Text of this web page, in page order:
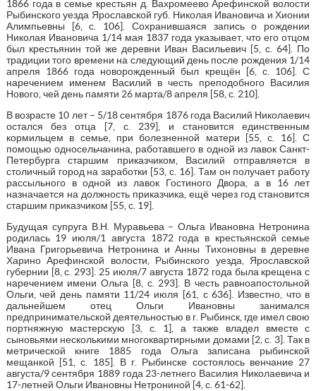
1866 года в семье крестьян д. Вахромеево Арефинской волости
Рыбинского уезда Ярославской губ. Николая Ивановича и Хионии
Алимпьевны [6, с. 106]. Сохранившаяся запись о рождении
Николая Ивановича 1/14 мая 1837 года указывает, что его отцом
был крестьянин той же деревни Иван Васильевич [5, с. 64]. По
традиции того времени на следующий день после рождения 1/14
апреля 1866 года новорожденный был крещён [6, с. 106]. С
наречением именем Василий в честь преподобного Василия
Нового, чей день памяти 26 марта/8 апреля [58, с. 210].
В возрасте 10 лет – 5/18 сентября 1876 года Василий Николаевич
остался без отца [7, с. 239], и становится единственным
кормильцем в семье, при болезненной матери [55, с. 16]. С
помощью односельчанина, работавшего в одной из лавок Санкт-
Петербурга старшим приказчиком, Василий отправляется в
столичный город на заработки [53, с. 16]. Там он получает работу
рассыльного в одной из лавок Гостиного Двора, а в 16 лет
назначается на должность приказчика, ещё через год становится
старшим приказчиком [55, с. 19].
Будущая супруга В.Н. Муравьева – Ольга Ивановна Нетронина
родилась 19 июля/1 августа 1872 года в крестьянской семье
Ивана Григорьевича Нетронина и Анны Тихоновны в деревне
Харино Арефинской волости, Рыбинского уезда, Ярославской
губернии [8, с. 293]. 25 июля/7 августа 1872 года была крещена с
наречением имени Ольга [8, с. 293]. В честь равноапостольной
Ольги, чей день памяти 11/24 июля [61, с 636]. Известно, что в
дальнейшем отец Ольги Ивановны занимался
предпринимательской деятельностью в г. Рыбинск, где имел свою
портняжную мастерскую [3, с. 1], а также владел вместе с
сыновьями несколькими многоквартирными домами [2, с. 3]. Так в
метрической книге 1885 года Ольга записана рыбинской
мещанкой [51, с. 185]. В г. Рыбинске состоялось венчание 27
августа/9 сентября 1889 года 23-летнего Василия Николаевича и
17-летней Ольги Ивановны Нетрониной [4, с. 61-62].